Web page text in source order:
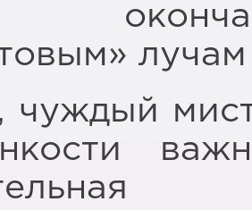
чуждый